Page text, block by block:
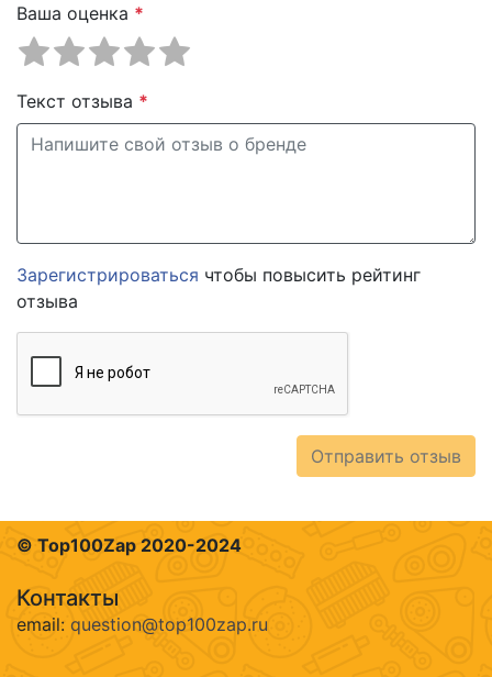
Ваша оценка *
Текст отзыва *
Зарегистрироваться чтобы повысить рейтинг
отзыва
Отправить отзыв
© Top100Zap 2020-2024
Контакты
email: question@top100zap.ru